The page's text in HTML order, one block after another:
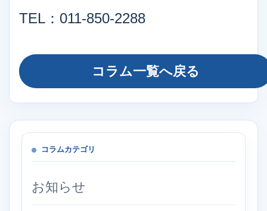
TEL：011-850-2288
コラム一覧へ戻る
コラムカテゴリ
お知らせ